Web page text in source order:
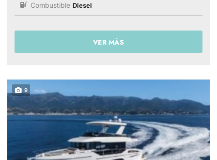
Combustible Diesel
VER MÁS
9